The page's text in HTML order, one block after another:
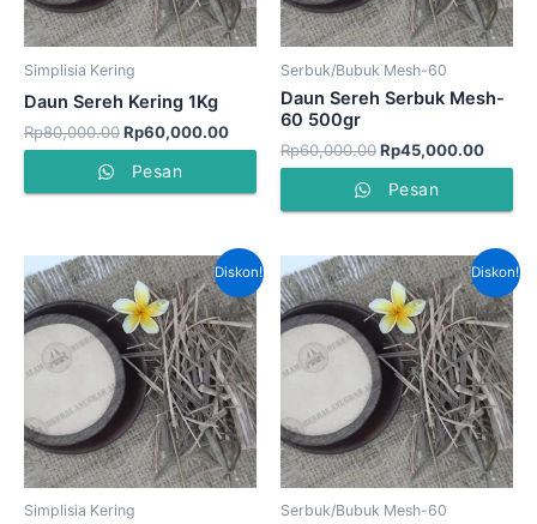
Simplisia Kering
Daun Sereh Kering 1Kg
Rp80,000.00Rp60,000.00
Pesan
Serbuk/Bubuk Mesh-60
Daun Sereh Serbuk Mesh-
60 500gr
Rp60,000.00Rp45,000.00
Pesan
Diskon!
Simplisia Kering
Harga
aslinya
adalah:
Rp40,000.00.
Harga
saat
ini
adalah:
Rp35,000.00.
Diskon!
Serbuk/Bubuk Mesh-60
Harga
aslinya
adalah:
Rp120,000.00.
Harga
saat
ini